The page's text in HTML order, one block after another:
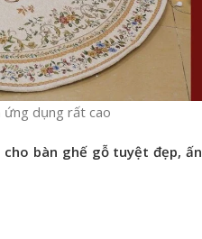
ứng dụng rất cao
bàn ghế gỗ tuyệt đẹp, ấn